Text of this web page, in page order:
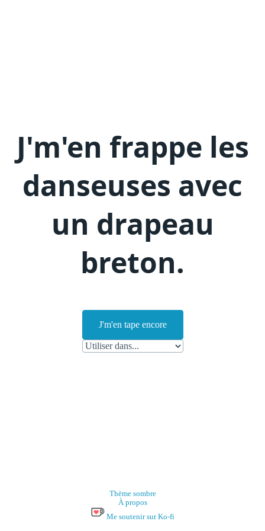
J'm'en frappe les
danseuses avec
un drapeau
breton.
J'm'en tape encore
Thème sombre
À propos
Me soutenir sur Ko-fi